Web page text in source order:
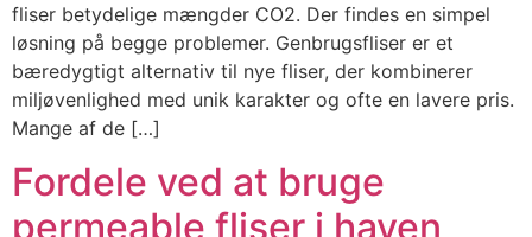
fliser betydelige mængder CO2. Der findes en simpel
løsning på begge problemer. Genbrugsfliser er et
bæredygtigt alternativ til nye fliser, der kombinerer
miljøvenlighed med unik karakter og ofte en lavere pris.
Mange af de […]
Fordele ved at bruge
permeable fliser i haven